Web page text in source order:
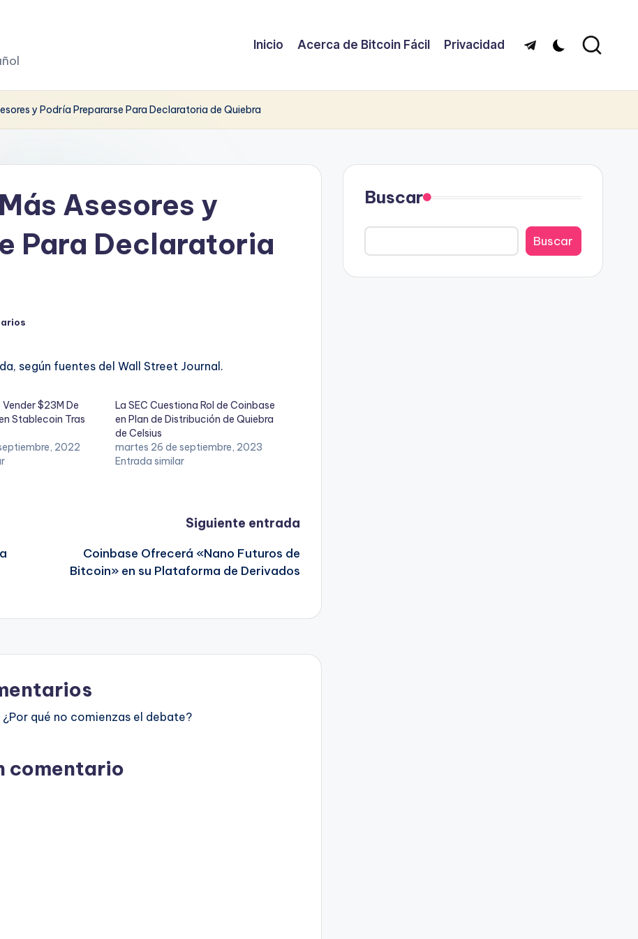
Inicio Acerca de Bitcoin Fácil Privacidad Telegram
y Podría Prepararse Para Declaratoria de Quiebra
Asesores y
Para Declaratoria
según fuentes del Wall Street Journal.
$23M De
Stablecoin Tras
2022
La SEC Cuestiona Rol de Coinbase
en Plan de Distribución de Quiebra
de Celsius
martes 26 de septiembre, 2023
Entrada similar
Siguiente entrada
Coinbase Ofrecerá «Nano Futuros de
Bitcoin» en su Plataforma de Derivados
qué no comienzas el debate?
comentario
Buscar
Buscar